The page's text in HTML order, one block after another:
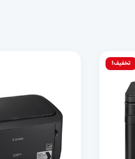
تخفیف!